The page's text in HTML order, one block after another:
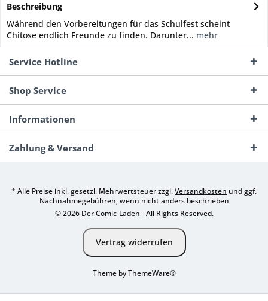
Beschreibung
Während den Vorbereitungen für das Schulfest scheint
Chitose endlich Freunde zu finden. Darunter... mehr
Service Hotline
Shop Service
Informationen
Zahlung & Versand
* Alle Preise inkl. gesetzl. Mehrwertsteuer zzgl.Versandkosten und ggf.
Nachnahmegebühren, wenn nicht anders beschrieben
© 2026 Der Comic-Laden - All Rights Reserved.
Vertrag widerrufen
Theme byThemeWare®